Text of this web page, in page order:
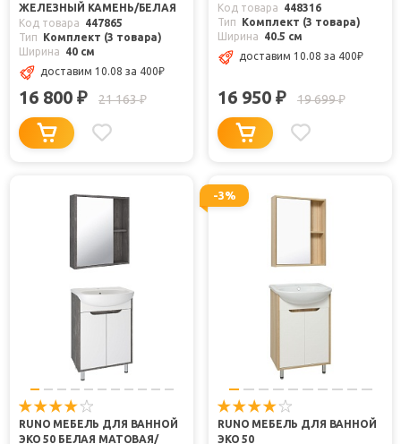
ЖЕЛЕЗНЫЙ КАМЕНЬ/БЕЛАЯ
Код товара
447865
Тип
Комплект (3 товара)
Ширина
40 см
доставим 10.08 за 400₽
16 800 ₽ 21 163₽
Код товара
448316
Тип
Комплект (3 товара)
Ширина
40.5 см
доставим 10.08 за 400₽
16 950 ₽ 19 699₽
RUNO МЕБЕЛЬ ДЛЯ ВАННОЙ
ЭКО 50 БЕЛАЯ МАТОВАЯ/
-3%
RUNO МЕБЕЛЬ ДЛЯ ВАННОЙ
ЭКО 50